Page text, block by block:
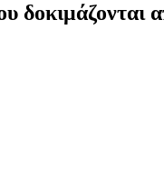
δοκιμάζονται